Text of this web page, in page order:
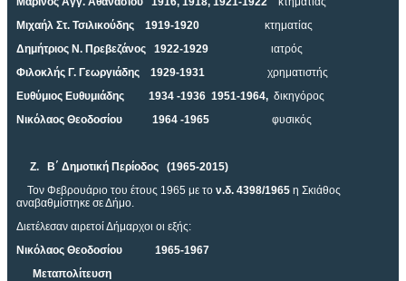
Μιχαήλ Στ. Τσιλικούδης 1919-1920
κτηματίας
Δημήτριος Ν. Πρεβεζάνος 1922-1929 ιατρός
Φιλοκλής Γ. Γεωργιάδης 1929-1931
χρηματιστής
Ευθύμιος Ευθυμιάδης 1934 -1936 1951-1964, δικηγόρος
Νικόλαος Θεοδοσίου 1964 -1965
φυσικός
Ζ. Β΄ Δημοτική Περίοδος (1965-2015)
Τον Φεβρουάριο του έτους 1965 με το ν.δ. 4398/1965 η Σκιάθος
αναβαθμίστηκε σε Δήμο.
Διετέλεσαν αιρετοί Δήμαρχοι οι εξής:
Νικόλαος Θεοδοσίου 1965-1967
Μεταπολίτευση